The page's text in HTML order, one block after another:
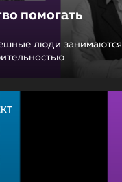
помогать
люди занимаются